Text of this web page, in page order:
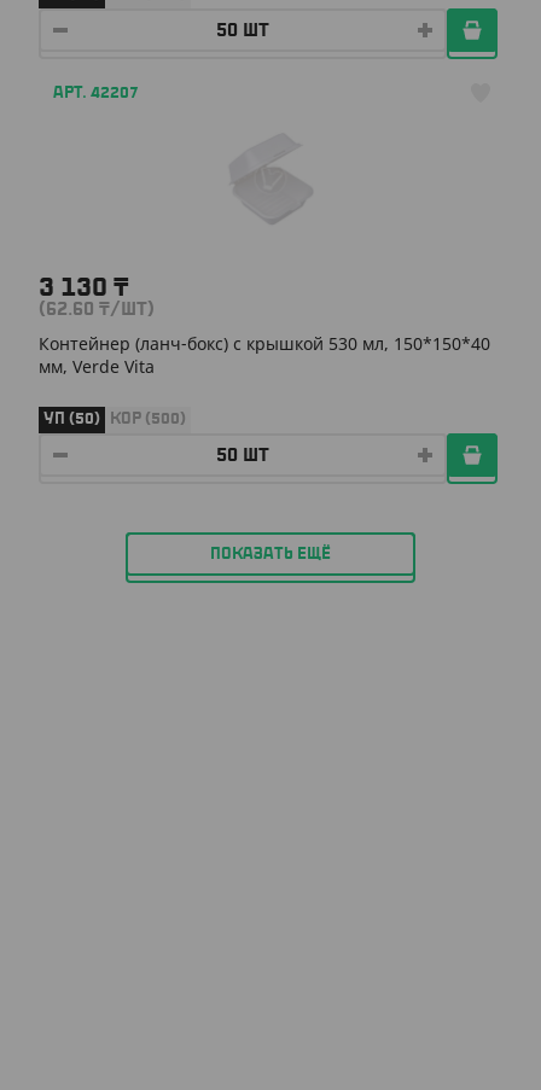
АРТ. 42207
3 130 ₸
(62.60 ₸/ШТ)
Контейнер (ланч-бокс) с крышкой 530 мл, 150*150*40
мм, Verde Vita
УП (50) КОР (500)
ПОКАЗАТЬ ЕЩЁ